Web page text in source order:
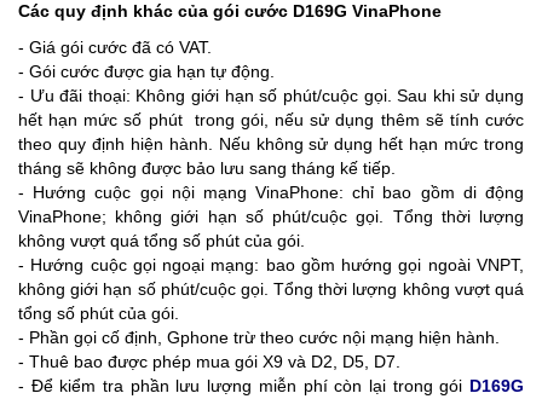
Các quy định khác của gói cước D169G VinaPhone
- Giá gói cước đã có VAT.
- Gói cước được gia hạn tự động.
- Ưu đãi thoại: Không giới hạn số phút/cuộc gọi. Sau khi sử dụng
hết hạn mức số phút trong gói, nếu sử dụng thêm sẽ tính cước
theo quy định hiện hành. Nếu không sử dụng hết hạn mức trong
tháng sẽ không được bảo lưu sang tháng kế tiếp.
- Hướng cuộc gọi nội mạng VinaPhone: chỉ bao gồm di động
VinaPhone; không giới hạn số phút/cuộc gọi. Tổng thời lượng
không vượt quá tổng số phút của gói.
- Hướng cuộc gọi ngoại mạng: bao gồm hướng gọi ngoài VNPT,
không giới hạn số phút/cuộc gọi. Tổng thời lượng không vượt quá
tổng số phút của gói.
- Phần gọi cố định, Gphone trừ theo cước nội mạng hiện hành.
- Thuê bao được phép mua gói X9 và D2, D5, D7.
- Để kiểm tra phần lưu lượng miễn phí còn lại trong gói D169G